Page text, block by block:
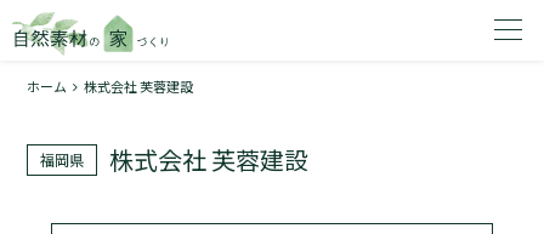
1
ホーム 株式会社 芙蓉建設
福岡県 株式会社 芙蓉建設